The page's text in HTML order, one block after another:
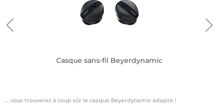
Casque sans-fil Beyerdynamic
… vous trouverez à coup sûr le casque Beyerdynamic adapté !